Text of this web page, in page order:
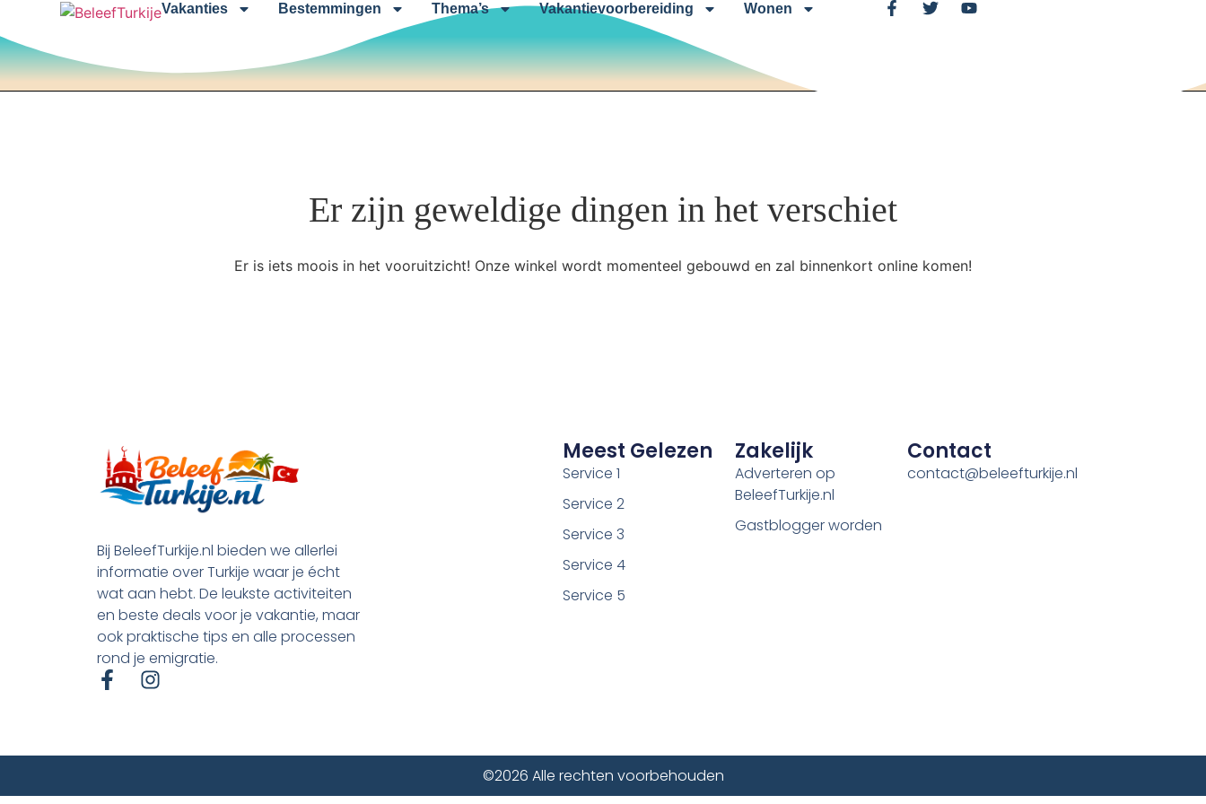
Vakanties Bestemmingen Thema’s Vakantievoorbereiding Wonen
Er zijn geweldige dingen in het verschiet
Er is iets moois in het vooruitzicht! Onze winkel wordt momenteel gebouwd en zal binnenkort online komen!
Bij BeleefTurkije.nl bieden we allerlei
informatie over Turkije waar je écht
wat aan hebt. De leukste activiteiten
en beste deals voor je vakantie, maar
ook praktische tips en alle processen
rond je emigratie.
Meest Gelezen
Service 1
Service 2
Service 3
Service 4
Service 5
Zakelijk
Adverteren op
BeleefTurkije.nl
Gastblogger worden
Contact
contact@beleefturkije.nl
©2026 Alle rechten voorbehouden